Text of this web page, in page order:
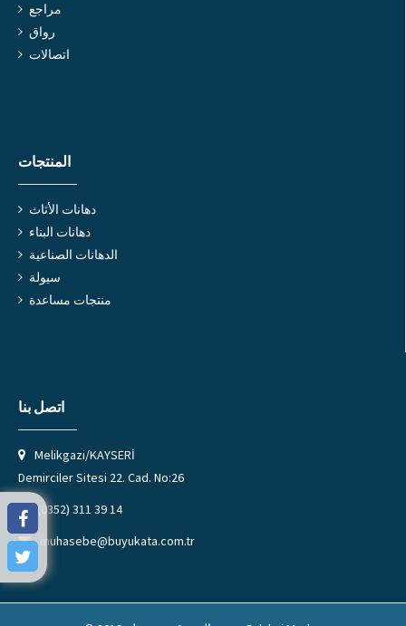
مراجع
رواق
اتصالات
المنتجات
دهانات الأثاث
دهانات البناء
الدهانات الصناعية
سيولة
منتجات مساعدة
اتصل بنا
Melikgazi/KAYSERİ
Demirciler Sitesi 22. Cad. No:26
(0352) 311 39 14
muhasebe@buyukata.com.tr